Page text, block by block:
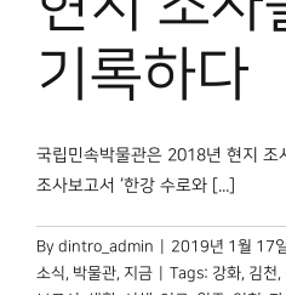
기록하다
국립민속박물관은 2018년 현지 조
조사보고서 ‘한강 수로와 [...]
By dintro_admin 2019년 1월 17
소식, 박물관, 지금 Tags: 강화, 김천,